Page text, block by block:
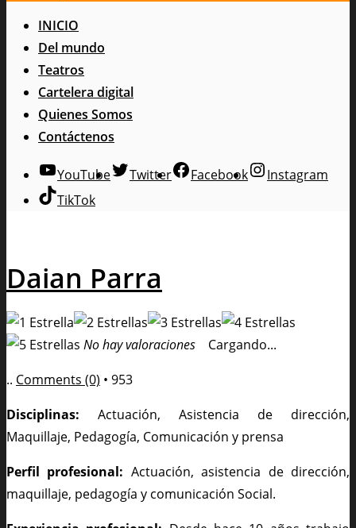
INICIO
Del mundo
Teatros
Cartelera digital
Quienes Somos
Contáctenos
YouTube Twitter Facebook
Instagram
TikTok
Daian Parra
No hay valoraciones
Cargando...
.. Comments (0) • 953
Disciplinas: Actuación, Asistencia de dirección,
Maquillaje, Pedagogía, Comunicación y prensa
Perfil profesional: Actuación, asistencia de dirección,
maquillaje, pedagogía y comunicación Social.